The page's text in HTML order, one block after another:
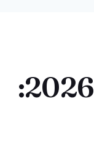
الإقامة المميزة في السعودية 2026: